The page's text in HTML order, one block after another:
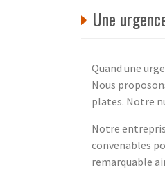
Une
Quand une
Nous
plates. Notre
Notre
convenables
remarquable